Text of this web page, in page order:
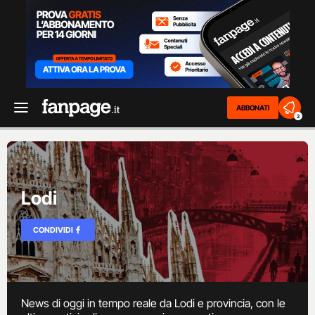
ABBONATI
2
Lodi
CONDIVIDI
News di oggi in tempo reale da Lodi e provincia, con le